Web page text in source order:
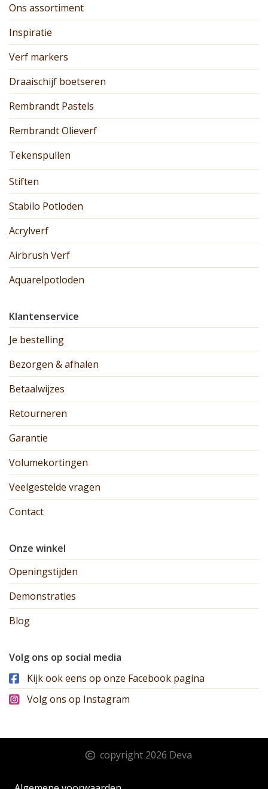
Ons assortiment
Inspiratie
Verf markers
Draaischijf boetseren
Rembrandt Pastels
Rembrandt Olieverf
Tekenspullen
Stiften
Stabilo Potloden
Acrylverf
Airbrush Verf
Aquarelpotloden
Klantenservice
Je bestelling
Bezorgen & afhalen
Betaalwijzes
Retourneren
Garantie
Volumekortingen
Veelgestelde vragen
Contact
Onze winkel
Openingstijden
Demonstraties
Blog
Volg ons op social media
Kijk ook eens op onze Facebook pagina
Volg ons op Instagram
copyright 2026 Deva